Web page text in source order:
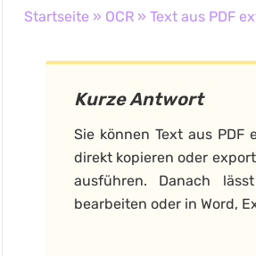
Startseite » OCR» Text aus PDF
Kurze Antwort
Sie können Text aus PDF
direkt kopieren oder
ausführen. Danach
bearbeiten oder in Word,